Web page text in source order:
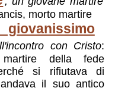
morto martire
con Cristo:
martire della fede
si rifiutava di
il suo antico